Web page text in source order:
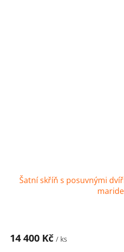
Šatní skříň s posuvnými
maride
14 400 Kč / ks